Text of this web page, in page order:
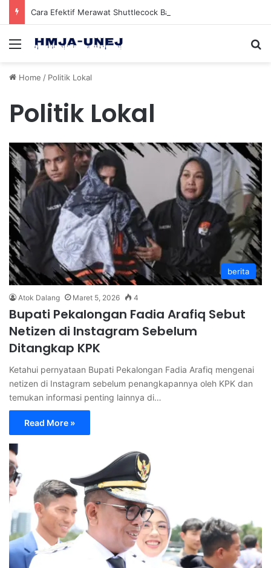
Menu
Home / Politik Lokal
Politik Lokal
berita
Atok Dalang Maret 5, 2026 4
Bupati Pekalongan Fadia Arafiq Sebut
Netizen di Instagram Sebelum
Ditangkap KPK
Ketahui pernyataan Bupati Pekalongan Fadia Arafiq mengenai
netizen di Instagram sebelum penangkapannya oleh KPK dan
temukan informasi penting lainnya di…
Read More »